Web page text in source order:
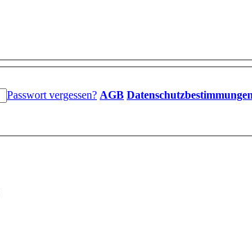
Passwort vergessen? AGB